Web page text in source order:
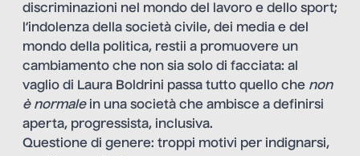
discriminazioni nel mondo del lavoro e dello sport;
l’indolenza della società civile, dei media e del
mondo della politica, restii a promuovere un
cambiamento che non sia solo di facciata: al
vaglio di Laura Boldrini passa tutto quello che non
è normalein una società che ambisce a definirsi
aperta, progressista, inclusiva.
Questione di genere: troppi motivi per indignarsi,